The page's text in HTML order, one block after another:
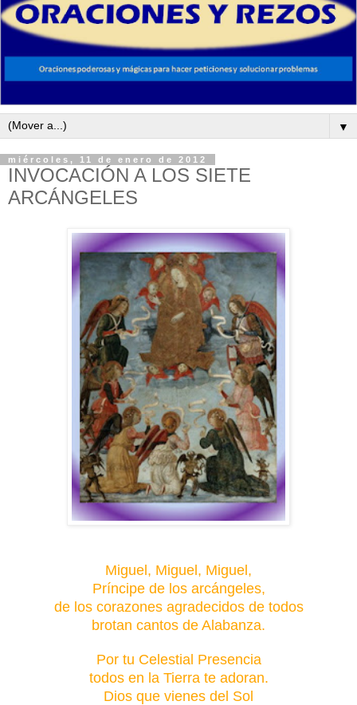
▼
miércoles, 11 de enero de 2012
INVOCACIÓN A LOS SIETE
ARCÁNGELES
Miguel, Miguel, Miguel,
Príncipe de los arcángeles,
de los corazones agradecidos de todos
brotan cantos de Alabanza.
Por tu Celestial Presencia
todos en la Tierra te adoran.
Dios que vienes del Sol